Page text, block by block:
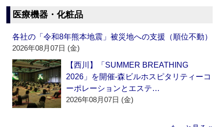
医療機器・化粧品
各社の「令和8年熊本地震」被災地への支援（順位不動）
2026年08月07日 (金)
【西川】「SUMMER BREATHING
2026」を開催‐森ビルホスピタリティーコ
ーポレーションとエステ…
2026年08月07日 (金)